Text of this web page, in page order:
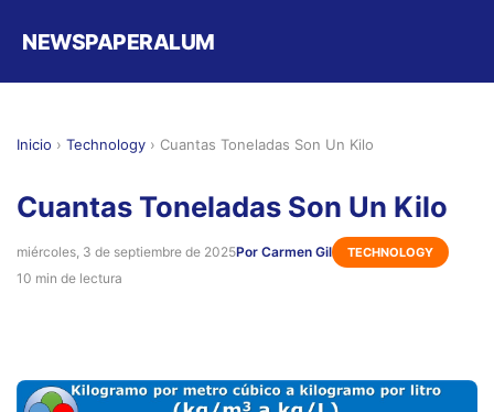
NEWSPAPERALUM
Inicio › Technology › Cuantas Toneladas Son Un Kilo
Cuantas Toneladas Son Un Kilo
miércoles, 3 de septiembre de 2025Por Carmen Gil TECHNOLOGY
10 min de lectura